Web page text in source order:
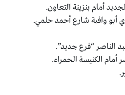
أمام بنزينة التعاون.
أبو وافية شارع أحمد حلمي.
الناصر “فرع جديد”.
الكنيسة الحمراء.